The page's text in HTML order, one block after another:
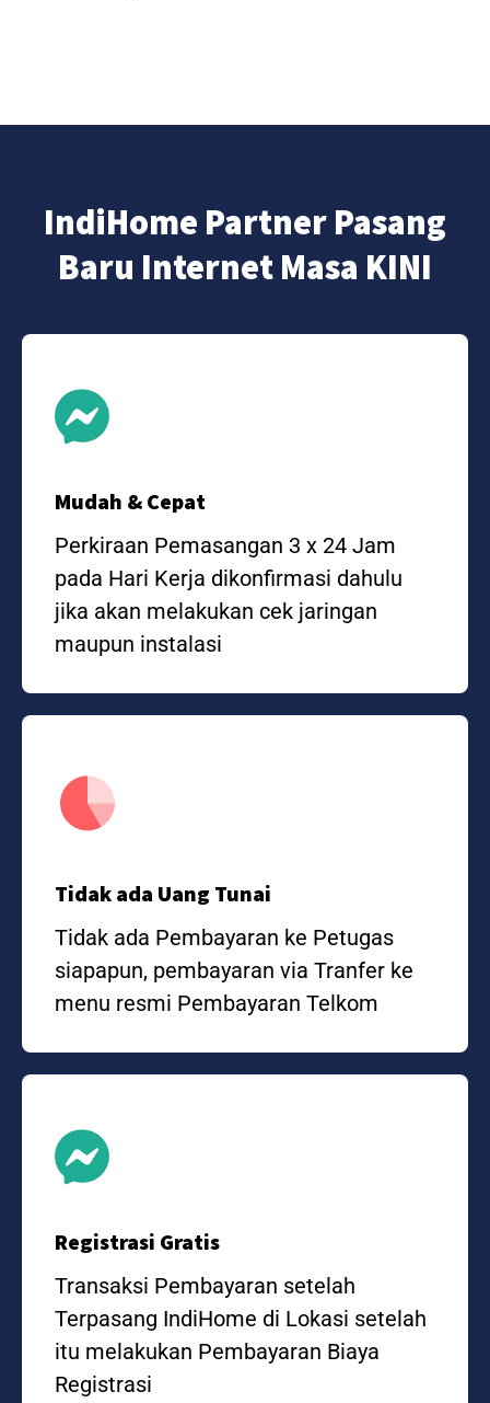
IndiHome Partner Pasang
Baru Internet Masa KINI
Mudah & Cepat
Perkiraan Pemasangan 3 x 24 Jam
pada Hari Kerja dikonfirmasi dahulu
jika akan melakukan cek jaringan
maupun instalasi
Tidak ada Uang Tunai
Tidak ada Pembayaran ke Petugas
siapapun, pembayaran via Tranfer ke
menu resmi Pembayaran Telkom
Registrasi Gratis
Transaksi Pembayaran setelah
Terpasang IndiHome di Lokasi setelah
itu melakukan Pembayaran Biaya
Registrasi